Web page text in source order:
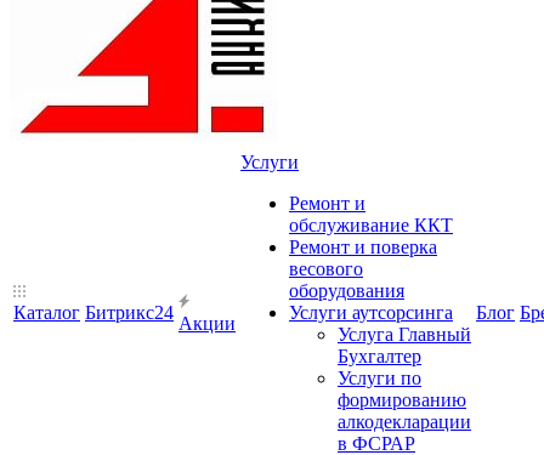
Каталог Битрикс24
Акции
Услуги
Ремонт и
обслуживание ККТ
Ремонт и поверка
весового
оборудования
Услуги аутсорсинга
Услуга Главный
Бухгалтер
Услуги по
формированию
алкодекларации
в ФСРАР
Блог